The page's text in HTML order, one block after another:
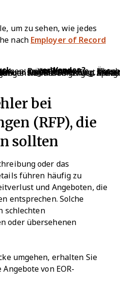
um zu sehen, wie jedes
nach Employer of Record
Wann verwenden?
Frühe Phase, Optionen prüfen Überblick, Fragen auf hoher Ebene
Kaufentscheidung, detaillierte Angebote benötigt
Sie wissen genau, was Sie benötigen Artikel-/
bei
(RFP), die
sollten
oder das
führen häufig zu
und Angeboten, die
entsprechen. Solche
schlechten
oder übersehenen
umgehen, erhalten Sie
von EOR-